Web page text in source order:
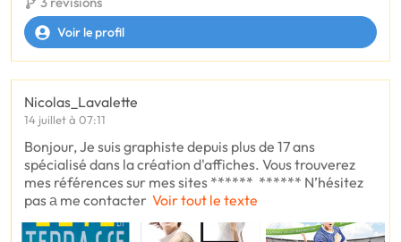
Voir le profil
Nicolas_Lavalette
14 juillet à 07:11
Bonjour, Je suis graphiste depuis plus de 17 ans
spécialisé dans la création d'affiches. Vous trouverez
mes références sur mes sites ****** ****** N’hésitez
pas а me contacter Voir tout le texte